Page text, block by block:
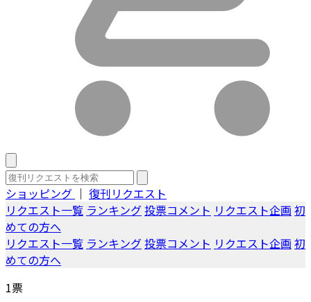
ショッピング ｜ 復刊リクエスト
リクエスト一覧 ランキング投票コメント リクエスト企画 初
めての方へ
リクエスト一覧 ランキング投票コメント リクエスト企画 初
めての方へ
1票